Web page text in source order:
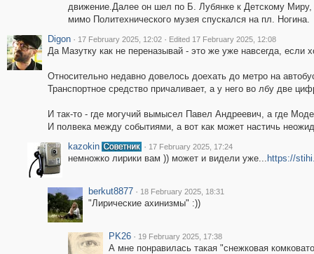
движение.Далее он шел по Б. Лубянке к Детскому
мимо Политехнического музея спускался на пл. Ногина.
Digon · 17 February 2025, 12:02 · Edited 17 February 2025, 12:08
Да Мазутку как не переназывай - это же уже навсегда, если
Относительно недавно довелось доехать до метро на
Транспортное средство причаливает, а у него во лбу две
И так-то - где могучий вымысел Павел Андреевич, а где
И полвека между событиями, а вот как может настичь
kazokin
· 17 February 2025, 17:24
немножко лирики вам )) может и видели уже... https://
berkut8877 · 18 February 2025, 18:31
"Лирические ахинизмы" :))
PK26 · 19 February 2025, 17:38
А мне понравилась такая "снежковая